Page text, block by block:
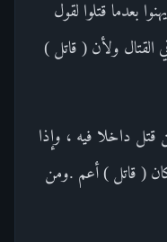
بعدما قتلوا لقول
القتال ولأن ( قاتل )
قتل داخلا فيه ، وإذا
( قاتل ) أعم .ومن